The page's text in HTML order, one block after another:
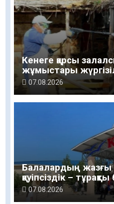
Кенеге қарсы
жұмыстары
07.08.2026
Балалардың
қауіпсіздік –
07.08.2026